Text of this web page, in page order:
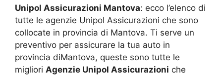
Unipol Assicurazioni Mantova: ecco l’elenco di
tutte le agenzie Unipol Assicurazioni che sono
collocate in provincia di Mantova. Ti serve un
preventivo per assicurare la tua auto in
provincia diMantova, queste sono tutte le
migliori Agenzie Unipol Assicurazioni che